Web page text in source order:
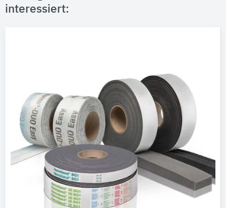
interessiert: